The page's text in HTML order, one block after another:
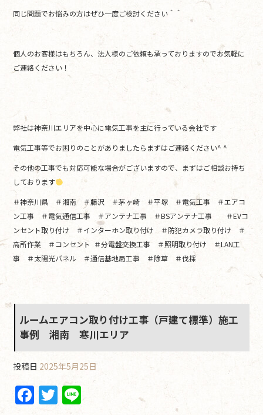
同じ問題でお悩みの方はぜひ一度ご検討ください＾＾
個人のお客様はもちろん、法人様のご依頼も承っておりますのでお気軽に
ご連絡ください！
弊社は神奈川エリアを中心に電気工事を主に行っている会社です
電気工事等でお困りのことがありましたらまずはご連絡ください^ ^
その他の工事でも対応可能な場合がございますので、まずはご相談お持ち
しております
＃神奈川県 ＃湘南 ＃藤沢 ＃茅ヶ崎 ＃平塚 ＃電気工事 ＃エアコ
ン工事 ＃電気通信工事 ＃アンテナ工事 ＃BSアンテナ工事 ＃EVコ
ンセント取り付け ＃インターホン取り付け ＃防犯カメラ取り付け ＃
高所作業 ＃コンセント ＃分電盤交換工事 ＃照明取り付け ＃LAN工
事 ＃太陽光パネル ＃通信基地局工事 ＃除草 ＃伐採
ルームエアコン取り付け工事（戸建て標準）施工
事例 湘南 寒川エリア
投稿日 2025年5月25日
F T Li